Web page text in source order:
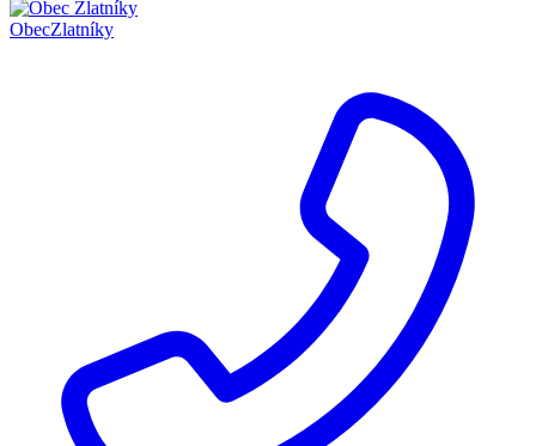
ObecZlatníky